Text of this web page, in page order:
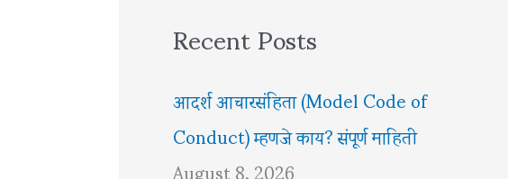
Recent Posts
आदर्श आचारसंहिता (Model Code of
Conduct) म्हणजे काय? संपूर्ण माहिती